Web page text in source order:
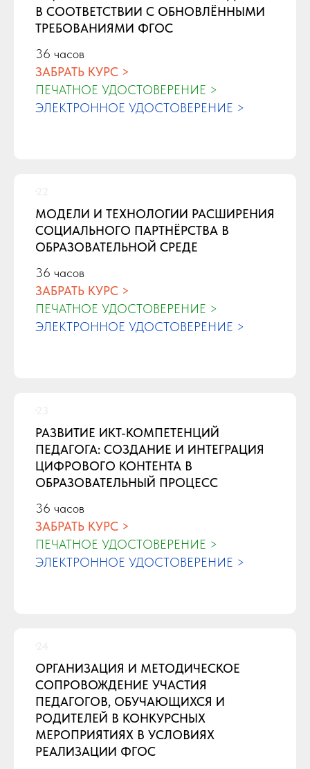
В СООТВЕТСТВИИ С ОБНОВЛЁННЫМИ
ТРЕБОВАНИЯМИ ФГОС
36 часов
ЗАБРАТЬ КУРС >
ПЕЧАТНОЕ УДОСТОВЕРЕНИЕ >
ЭЛЕКТРОННОЕ УДОСТОВЕРЕНИЕ >
МОДЕЛИ И ТЕХНОЛОГИИ РАСШИРЕНИЯ
СОЦИАЛЬНОГО ПАРТНЁРСТВА В
ОБРАЗОВАТЕЛЬНОЙ СРЕДЕ
36 часов
ЗАБРАТЬ КУРС >
ПЕЧАТНОЕ УДОСТОВЕРЕНИЕ >
ЭЛЕКТРОННОЕ УДОСТОВЕРЕНИЕ >
РАЗВИТИЕ ИКТ-КОМПЕТЕНЦИЙ
ПЕДАГОГА: СОЗДАНИЕ И ИНТЕГРАЦИЯ
ЦИФРОВОГО КОНТЕНТА В
ОБРАЗОВАТЕЛЬНЫЙ ПРОЦЕСС
36 часов
ЗАБРАТЬ КУРС >
ПЕЧАТНОЕ УДОСТОВЕРЕНИЕ >
ЭЛЕКТРОННОЕ УДОСТОВЕРЕНИЕ >
ОРГАНИЗАЦИЯ И МЕТОДИЧЕСКОЕ
СОПРОВОЖДЕНИЕ УЧАСТИЯ
ПЕДАГОГОВ, ОБУЧАЮЩИХСЯ И
РОДИТЕЛЕЙ В КОНКУРСНЫХ
МЕРОПРИЯТИЯХ В УСЛОВИЯХ
РЕАЛИЗАЦИИ ФГОС
Лицензия на дополнительное
профессиональное образование: Л035-
01277-66/02054248
Форум «Педагоги России» соответствует
ФЗ от 21.04.2025 и имеет разрешение на
образовательную деятельность на
территории ИНТЦ «Интеллектуальная
электроника — Валдай» Номер